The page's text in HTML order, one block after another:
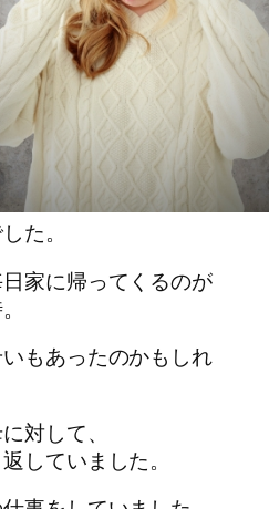
た。
家に帰ってくるのが
もあったのかもしれ
対して、
していました。